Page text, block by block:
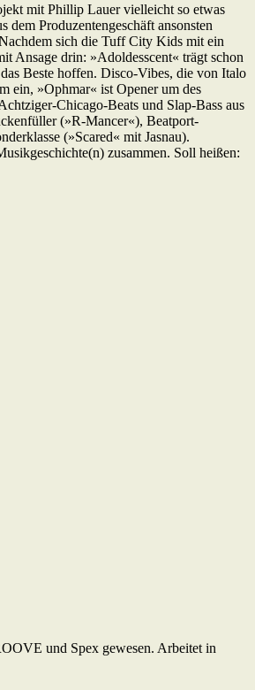
mit Phillip Lauer vielleicht so etwas
Produzentengeschäft ansonsten
sich die Tuff City Kids mit ein
Ansage drin: »Adoldesscent« trägt schon
Beste hoffen. Disco-Vibes, die von Italo
ein, »Ophmar« ist Opener um des
Chicago-Beats und Slap-Bass aus
(»R-Mancer«), Beatport-
(»Scared« mit Jasnau).
zusammen. Soll heißen:
und Spex gewesen. Arbeitet in